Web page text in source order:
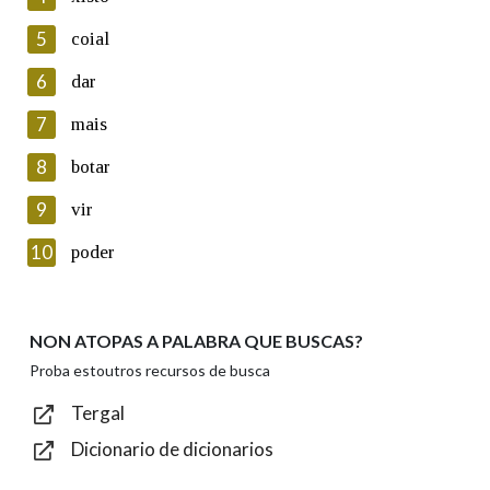
Lin e acepto as condicións da política de
Introduce o código que aparece na imaxe:
Texto de verificación
Enviar
5 coial
6 dar
7 mais
8 botar
9 vir
10 poder
NON ATOPAS A PALABRA QUE BUSCAS?
Proba estoutros recursos de busca
Tergal
Dicionario de dicionarios